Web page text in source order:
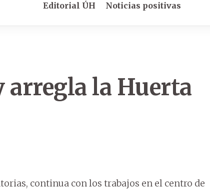
Editorial ÚH Noticias positivas
arregla la Huerta
continua con los trabajos en el centro de